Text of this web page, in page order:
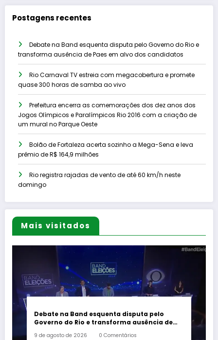
Postagens recentes
Debate na Band esquenta disputa pelo Governo do Rio e
transforma ausência de Paes em alvo dos candidatos
Rio Carnaval TV estreia com megacobertura e promete
quase 300 horas de samba ao vivo
Prefeitura encerra as comemorações dos dez anos dos
Jogos Olímpicos e Paralímpicos Rio 2016 com a criação de
um mural no Parque Oeste
Bolão de Fortaleza acerta sozinho a Mega-Sena e leva
prêmio de R$ 164,9 milhões
Rio registra rajadas de vento de até 60 km/h neste
domingo
Mais visitados
Debate na Band esquenta disputa pelo
Governo do Rio e transforma ausência de
9 de agosto de 2026 0 Comentários